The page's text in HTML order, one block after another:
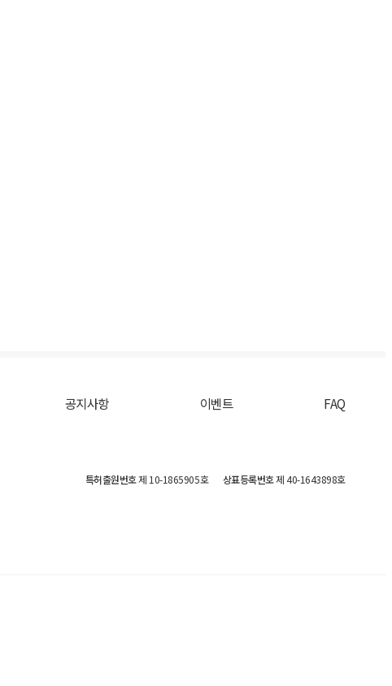
공지사항 이벤트 FAQ
특허출원번호제 10-1865905호 상표등록번호제 40-1643898호